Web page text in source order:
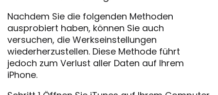
Nachdem Sie die folgenden Methoden
ausprobiert haben, können Sie auch
versuchen, die Werkseinstellungen
wiederherzustellen. Diese Methode führt
jedoch zum Verlust aller Daten auf Ihrem
iPhone.